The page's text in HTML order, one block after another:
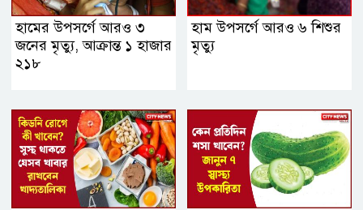
হামের উপসর্গে আরও ৩
জনের মৃত্যু, আক্রান্ত ১ হাজার
২১৮
হাম উপসর্গে আরও ৬ শিশুর
মৃত্যু